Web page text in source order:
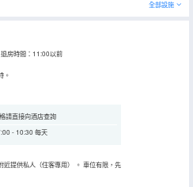
全部設施
房時間：11:00以前
。
請直接向酒店查詢
- 10:30 每天
近提供私人（住客專用） 。 車位有限，先